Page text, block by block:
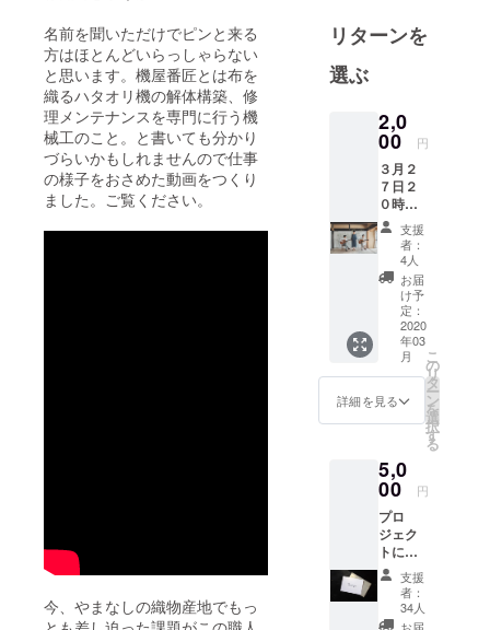
名前を聞いただけでピンと来る
方はほとんどいらっしゃらない
と思います。機屋番匠とは布を
織るハタオリ機の解体構築、修
理メンテナンスを専門に行う機
械工のこと。と書いても分かり
づらいかもしれませんので仕事
の様子をおさめた動画をつくり
ました。ご覧ください。
今、やまなしの織物産地でもっ
紙社に参
加。さまざ
まなイベン
ト・店舗の
立ち上げと
運営に関わ
る。「布
博」企画立
案者。2016
年4月より独
立。テキス
ファッショ
ン、手芸に
まつわるモ
ノ・コトを
今までにな
つめ、その
魅力を伝え
るべく活動
リターンを
選ぶ
2,0
00 円
３月２
７日２
０時か
らの
YouTub
e中継ラ
イブ開
催を応
援して
くださ
る方、
中継を
ご覧い
ただき
共感し
てくだ
方に向
けての
支援
コース
です。
本来で
あれば
会場に
お越し
いただ
支援
者：
4人
お届
け予
定：
2020
年03
月
詳細を見る
こ
の
リ
タ
ー
ン
を
選
択
す
る
5,0
00 円
プロ
ジェク
トに共
感して
くださ
り、特
にリ
支援
者：
34人